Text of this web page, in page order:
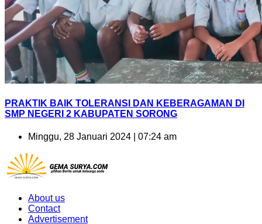
PRAKTIK BAIK TOLERANSI DAN KEBERAGAMAN DI
SMP NEGERI 2 KABUPATEN SORONG
Minggu, 28 Januari 2024 | 07:24 am
About us
Contact
Advertisement